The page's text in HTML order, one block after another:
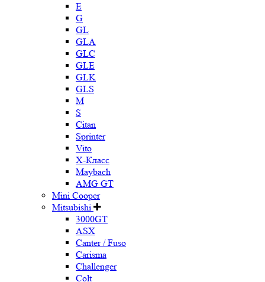
E
G
GL
GLA
GLC
GLE
GLK
GLS
M
S
Citan
Sprinter
Vito
X-Класс
Maybach
AMG GT
Mini Cooper
Mitsubishi
3000GT
ASX
Canter / Fuso
Carisma
Challenger
Colt